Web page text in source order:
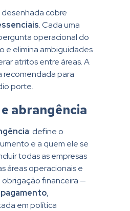
cobre
. Cada uma
operacional do
e elimina ambiguidades
atritos entre áreas. A
recomendada para
porte.
abrangência
: define o
e a quem ele se
todas as empresas
áreas operacionais e
financeira —
,
em política